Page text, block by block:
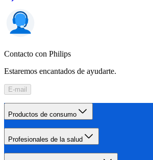
Contacto con Philips
Estaremos encantados de ayudarte.
E-mail
Productos de consumo
Profesionales de la salud